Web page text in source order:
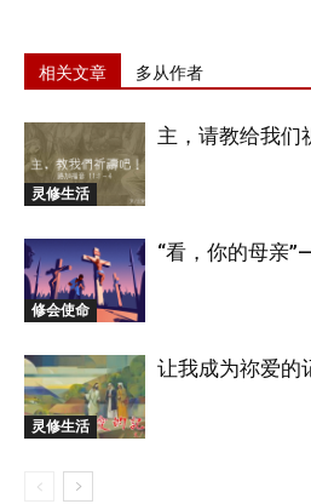
相关文章 多从作者
灵修生活
主，请教给我们
修会使命
“看，你的母亲
灵修生活
让我成为祢爱的